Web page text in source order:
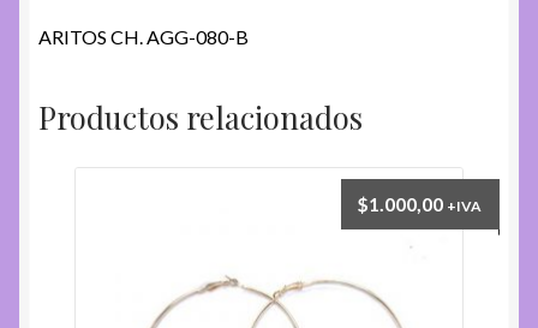
ARITOS CH. AGG-080-B
Productos relacionados
$1.000,00 +IVA